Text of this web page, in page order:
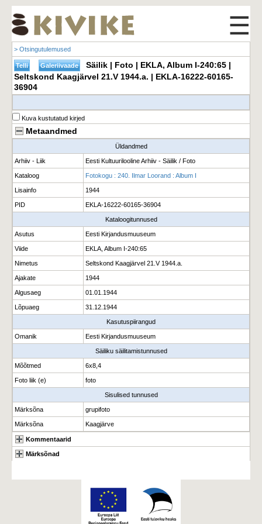
☰
> Otsingutulemused
Säilik | Foto | EKLA, Album I-240:65 |
Seltskond Kaagjärvel 21.V 1944.a. | EKLA-16222-60165-
36904
Kuva kustutatud kirjed
Metaandmed
Üldandmed
Arhiiv - Liik Eesti Kultuurilooline Arhiiv - Säilik / Foto
Kataloog Fotokogu : 240. Ilmar Loorand : Album I
Lisainfo 1944
PID EKLA-16222-60165-36904
Kataloogitunnused
Asutus Eesti Kirjandusmuuseum
Viide EKLA, Album I-240:65
Nimetus Seltskond Kaagjärvel 21.V 1944.a.
Ajakate 1944
Algusaeg 01.01.1944
Lõpuaeg 31.12.1944
Kasutuspiirangud
Omanik Eesti Kirjandusmuuseum
Säiliku säilitamistunnused
Mõõtmed 6x8,4
Foto liik (e) foto
Sisulised tunnused
Märksõna grupifoto
Märksõna Kaagjärve
Kommentaarid
Märksõnad